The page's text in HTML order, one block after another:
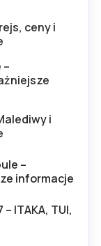
ceny i
–
i
–
informacje
ITAKA, TUI,